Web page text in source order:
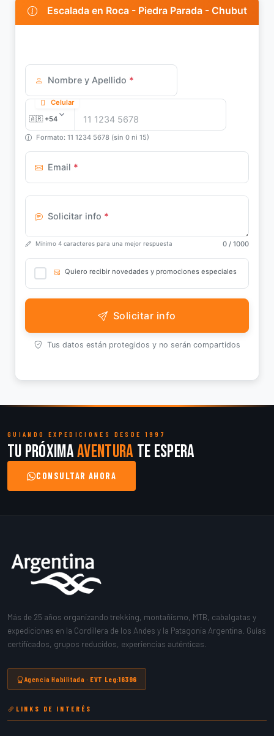
Escalada en Roca - Piedra Parada - Chubut
Nombre y Apellido *
Celular
Formato: 11 1234 5678 (sin 0 ni 15)
Email *
Solicitar info *
Mínimo 4 caracteres para una mejor respuesta 0 / 1000
Quiero recibir novedades y promociones especiales
Solicitar info
Tus datos están protegidos y no serán compartidos
GUIANDO EXPEDICIONES DESDE 1997
Tu próximaaventura te espera
CONSULTAR AHORA
Más de 25 años organizando trekking, montañismo, MTB, cabalgatas y
expediciones en la Cordillera de los Andes y la Patagonia Argentina. Guías
certificados, grupos reducidos, experiencias auténticas.
Agencia Habilitada · EVT Leg:16396
LINKS DE INTERÉS